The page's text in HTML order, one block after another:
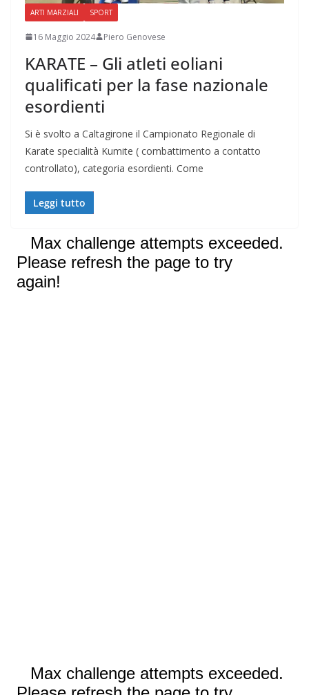
ARTI MARZIALI SPORT
16 Maggio 2024 Piero Genovese
KARATE – Gli atleti eoliani
qualificati per la fase nazionale
esordienti
Si è svolto a Caltagirone il Campionato Regionale di
Karate specialità Kumite ( combattimento a contatto
controllato), categoria esordienti. Come
Leggi tutto